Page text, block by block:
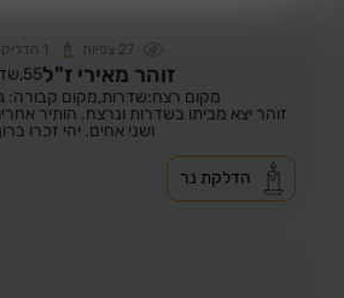
27 צפיות 1
זוהר מאירי ז"ל55,
מקום רצח:שדרות,מקום קבורה:
זוהר יצא מביתו בשדרות ונרצח. הותיר
ושני אחים. יהי זכרו
הדלקת נר